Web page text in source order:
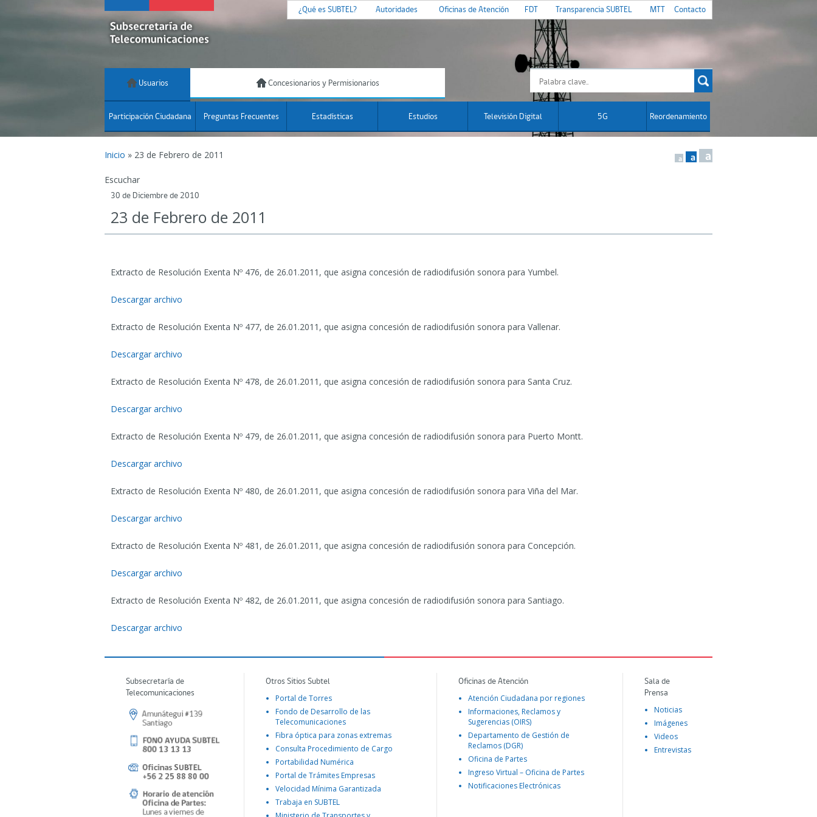
¿Qué es SUBTEL? Autoridades Oficinas de Atención FDT Transparencia SUBTEL MTT Contacto
Usuarios Concesionarios y Permisionarios
Participación Ciudadana Preguntas Frecuentes Estadísticas Estudios Televisión Digital 5G Reordenamiento
Inicio » 23 de Febrero de 2011 a a a
Escuchar
30 de Diciembre de 2010
23 de Febrero de 2011
Extracto de Resolución Exenta Nº 476, de 26.01.2011, que asigna concesión de radiodifusión sonora para Yumbel.
Descargar archivo
Extracto de Resolución Exenta Nº 477, de 26.01.2011, que asigna concesión de radiodifusión sonora para Vallenar.
Descargar archivo
Extracto de Resolución Exenta Nº 478, de 26.01.2011, que asigna concesión de radiodifusión sonora para Santa Cruz.
Descargar archivo
Extracto de Resolución Exenta Nº 479, de 26.01.2011, que asigna concesión de radiodifusión sonora para Puerto Montt.
Descargar archivo
Extracto de Resolución Exenta Nº 480, de 26.01.2011, que asigna concesión de radiodifusión sonora para Viña del Mar.
Descargar archivo
Extracto de Resolución Exenta Nº 481, de 26.01.2011, que asigna concesión de radiodifusión sonora para Concepción.
Descargar archivo
Extracto de Resolución Exenta Nº 482, de 26.01.2011, que asigna concesión de radiodifusión sonora para Santiago.
Descargar archivo
Subsecretaría de
Telecomunicaciones
Otros Sitios Subtel
Portal de Torres
Fondo de Desarrollo de las
Telecomunicaciones
Fibra óptica para zonas extremas
Consulta Procedimiento de Cargo
Portabilidad Numérica
Portal de Trámites Empresas
Velocidad Mínima Garantizada
Trabaja en SUBTEL
Oficinas de Atención
Atención Ciudadana por regiones
Informaciones, Reclamos y
Sugerencias (OIRS)
Departamento de Gestión de
Reclamos (DGR)
Oficina de Partes
Ingreso Virtual – Oficina de Partes
Notificaciones Electrónicas
Sala de
Prensa
Noticias
Imágenes
Videos
Entrevistas